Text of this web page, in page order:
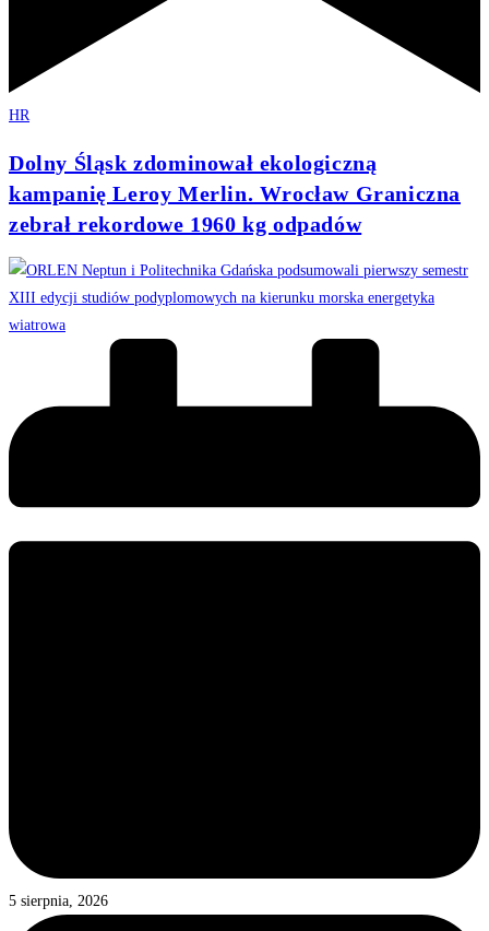
HR
Dolny Śląsk zdominował ekologiczną
kampanię Leroy Merlin. Wrocław Graniczna
zebrał rekordowe 1960 kg odpadów
5 sierpnia, 2026